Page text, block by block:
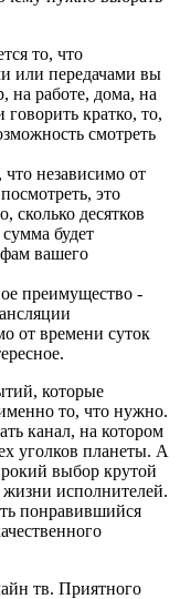
то, что
или передачами вы
на работе, дома, на
кратко, то,
смотреть
независимо от
это
сколько десятков
сумма будет
вашего
преимущество -
от времени суток
которые
то, что нужно.
канал, на котором
уголков планеты. А
выбор крутой
исполнителей.
понравившийся
тв. Приятного